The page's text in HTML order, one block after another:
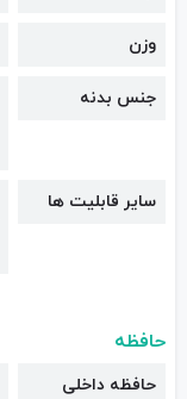
وزن
جنس بدنه
سایر قابلیت ها
حافظه
حافظه داخلی